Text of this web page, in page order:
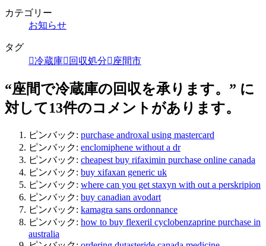
カテゴリー
お知らせ
タグ
冷蔵庫
回収処分 座間市
“座間で冷蔵庫の回収を承ります。 ” に
対して13件のコメントがあります。
ピンバック: purchase androxal using mastercard
ピンバック: enclomiphene without a dr
ピンバック: cheapest buy rifaximin purchase online canada
ピンバック: buy xifaxan generic uk
ピンバック: where can you get staxyn with out a perskripion
ピンバック: buy canadian avodart
ピンバック: kamagra sans ordonnance
ピンバック: how to buy flexeril cyclobenzaprine purchase in
australia